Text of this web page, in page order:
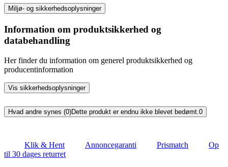
Miljø- og sikkerhedsoplysninger
Information om produktsikkerhed og
databehandling
Her finder du information om generel produktsikkerhed og
producentinformation
Vis sikkerhedsoplysninger
Hvad andre synes (0)Dette produkt er endnu ikke blevet bedømt. 0
Klik & Hent Annoncegaranti Prismatch
Op
til 30 dages returret